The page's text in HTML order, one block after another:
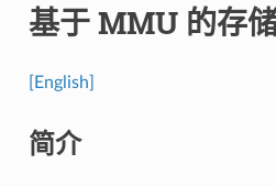
基于 MMU 的存
[English]
简介